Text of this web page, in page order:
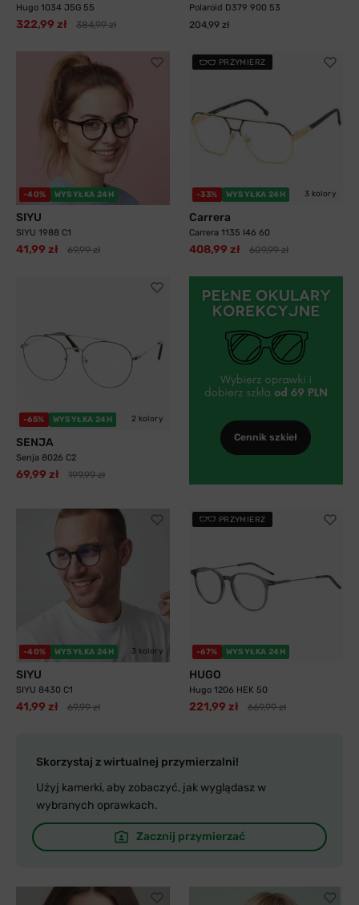
Hugo 1034 J5G 55
322,99 zł 384,99 zł
Polaroid D379 900 53
204,99 zł
-40% WYSYŁKA 24H
SIYU
SIYU 1988 C1
41,99 zł 69,99 zł
PRZYMIERZ
-33% WYSYŁKA 24H 3 kolory
Carrera
Carrera 1135 I46 60
408,99 zł 609,99 zł
-65% WYSYŁKA 24H 2 kolory
SENJA
Senja 8026 C2
69,99 zł 199,99 zł
Cennik szkieł
-40% WYSYŁKA 24H 3 kolory
SIYU
SIYU 8430 C1
41,99 zł 69,99 zł
Skorzystaj z wirtualnej przymierzalni!
Użyj kamerki, aby zobaczyć, jak wyglądasz w
wybranych oprawkach.
Zacznij przymierzać
PRZYMIERZ
-67% WYSYŁKA 24H
HUGO
Hugo 1206 HEK 50
221,99 zł 669,99 zł